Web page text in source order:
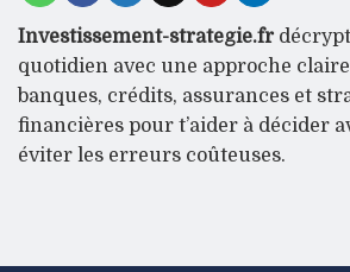
Investissement-strategie.fr
quotidien avec une approche
banques, crédits, assurances et
financières pour t’aider à décider
éviter les erreurs coûteuses.